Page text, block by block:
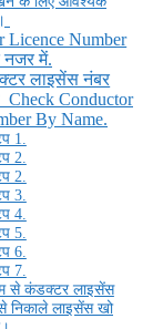
Licence Number
में.
लाइसेंस नंबर
Conductor
By Name.
1.
2.
2.
3.
4.
5.
6.
7.
से कंडक्टर लाइसेंस
निकाले लाइसेंस खो